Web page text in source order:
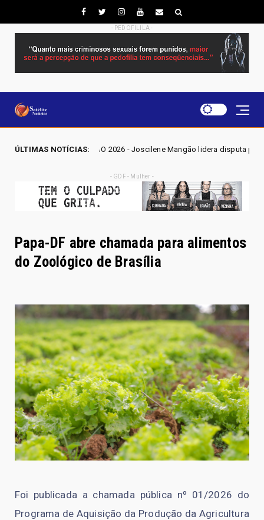
- PEDOFILILA -
ÚLTIMAS NOTÍCIAS:
GO 2026 - Joscilene Mangão lidera disputa por vaga na Alego em
- GDF - Mulher -
Papa-DF abre chamada para alimentos
do Zoológico de Brasília
Foi publicada a chamada pública nº 01/2026 do
Programa de Aquisição da Produção da Agricultura